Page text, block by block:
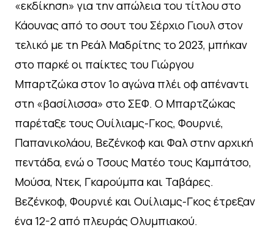
«εκδίκηση» για την απώλεια του τίτλου στο
Κάουνας από το σουτ του Σέρχιο Γιουλ στον
τελικό με τη Ρεάλ Μαδρίτης το 2023, μπήκαν
στο παρκέ οι παίκτες του Γιώργου
Μπαρτζώκα στον 1ο αγώνα πλέι οφ απέναντι
στη «βασίλισσα» στο ΣΕΦ. Ο Μπαρτζώκας
παρέταξε τους Ουίλιαμς-Γκος, Φουρνιέ,
Παπανικολάου, Βεζένκοφ και Φαλ στην αρχική
πεντάδα, ενώ ο Τσους Ματέο τους Καμπάτσο,
Μούσα, Ντεκ, Γκαρούμπα και Ταβάρες.
Βεζένκοφ, Φουρνιέ και Ουίλιαμς-Γκος έτρεξαν
ένα 12-2 από πλευράς Ολυμπιακού.